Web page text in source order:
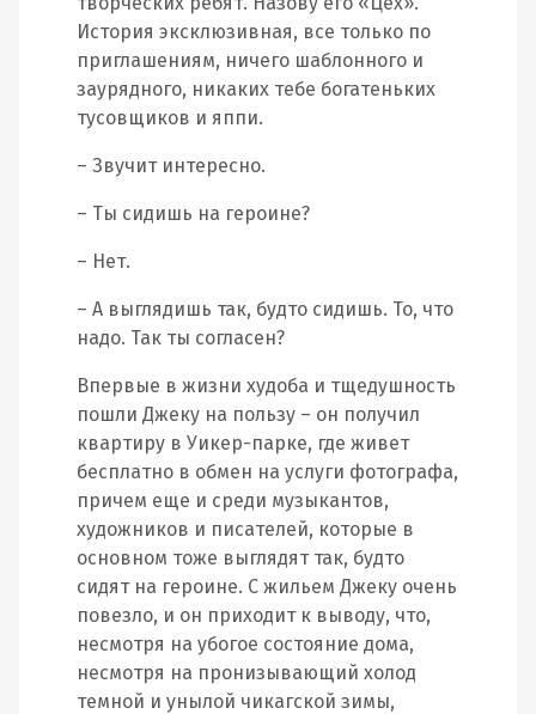
История эксклюзивная, все только по
приглашениям, ничего шаблонного и
заурядного, никаких тебе богатеньких
тусовщиков и яппи.
– Звучит интересно.
– Ты сидишь на героине?
– Нет.
– А выглядишь так, будто сидишь. То, что
надо. Так ты согласен?
Впервые в жизни худоба и тщедушность
пошли Джеку на пользу – он получил
квартиру в Уикер-парке, где живет
бесплатно в обмен на услуги фотографа,
причем еще и среди музыкантов,
художников и писателей, которые в
основном тоже выглядят так, будто
сидят на героине. С жильем Джеку очень
повезло, и он приходит к выводу, что,
несмотря на убогое состояние дома,
несмотря на пронизывающий холод
темной и унылой чикагской зимы,